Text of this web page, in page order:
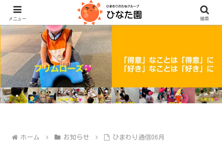
ホーム お知らせ ひまわり通信06月
メニュー 検索